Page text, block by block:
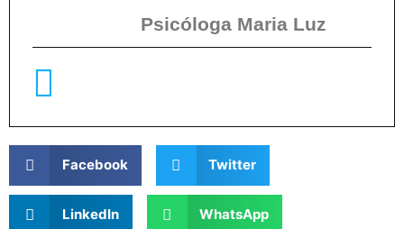
Psicóloga Maria Luz
Facebook Twitter
LinkedIn WhatsApp